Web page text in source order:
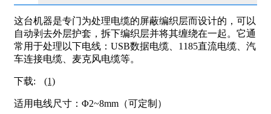
这台机器是专门为处理电缆的屏蔽编织层而设计的，可以
自动剥去外层护套，拆下编织层并将其缠绕在一起。它通
常用于处理以下电线：USB数据电缆、1185直流电缆、汽
车连接电缆、麦克风电缆等。
下载: (1)
适用电线尺寸：Φ2~8mm（可定制）